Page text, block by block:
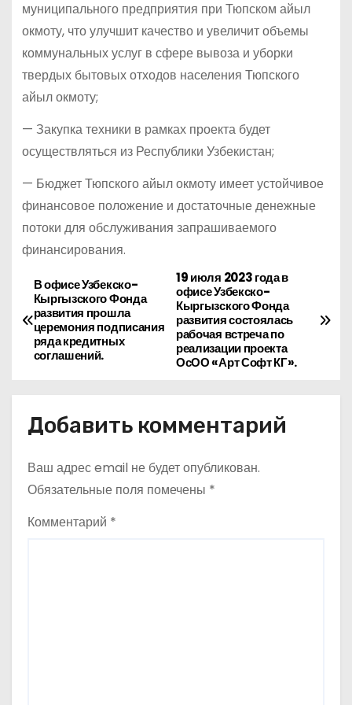
муниципального предприятия при Тюпском айыл
окмоту, что улучшит качество и увеличит объемы
коммунальных услуг в сфере вывоза и уборки
твердых бытовых отходов населения Тюпского
айыл окмоту;
— Закупка техники в рамках проекта будет
осуществляться из Республики Узбекистан;
— Бюджет Тюпского айыл окмоту имеет устойчивое
финансовое положение и достаточные денежные
потоки для обслуживания запрашиваемого
финансирования.
Н
а
в
г
ц
и
19 июля 2023 года в
офисе Узбекско-
Кыргызского Фонда
развития состоялась
рабочая встреча по
реализации проекта
ОсОО «Арт Софт КГ».
В офисе Узбекско-
Кыргызского Фонда
развития прошла
церемония подписания
ряда кредитных
соглашений.
Добавить комментарий
Ваш адрес email не будет опубликован.
Обязательные поля помечены *
Комментарий *